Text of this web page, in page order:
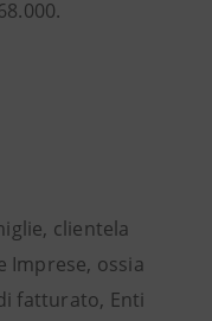
clientela
Imprese, ossia
fatturato, Enti